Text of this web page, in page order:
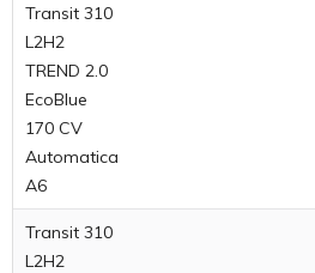
Transit 310
L2H2
TREND 2.0
EcoBlue
170 CV
Automatica
A6
Transit 310
L2H2